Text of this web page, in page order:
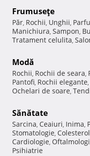
Frumuseţe
Păr, Rochii, Unghii,
Manichiura, Sampon,
Tratament celulita,
Modă
Rochii, Rochii de seara,
Pantofi, Rochii elegante,
Ochelari de soare,
Sănătate
Sarcina, Ceaiuri, Inima,
Stomatologie, Colesterol
Cardiologie,
Psihiatrie